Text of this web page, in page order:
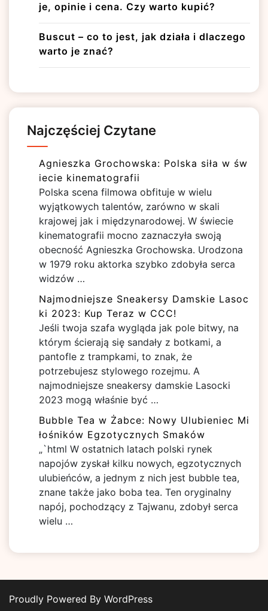
je, opinie i cena. Czy warto kupić?
Buscut – co to jest, jak działa i dlaczego
warto je znać?
Najczęściej Czytane
Agnieszka Grochowska: Polska siła w św
iecie kinematografii
Polska scena filmowa obfituje w wielu
wyjątkowych talentów, zarówno w skali
krajowej jak i międzynarodowej. W świecie
kinematografii mocno zaznaczyła swoją
obecność Agnieszka Grochowska. Urodzona
w 1979 roku aktorka szybko zdobyła serca
widzów …
Najmodniejsze Sneakersy Damskie Lasoc
ki 2023: Kup Teraz w CCC!
Jeśli twoja szafa wygląda jak pole bitwy, na
którym ścierają się sandały z botkami, a
pantofle z trampkami, to znak, że
potrzebujesz stylowego rozejmu. A
najmodniejsze sneakersy damskie Lasocki
2023 mogą właśnie być …
Bubble Tea w Żabce: Nowy Ulubieniec Mi
łośników Egzotycznych Smaków
„`html W ostatnich latach polski rynek
napojów zyskał kilku nowych, egzotycznych
ulubieńców, a jednym z nich jest bubble tea,
znane także jako boba tea. Ten oryginalny
napój, pochodzący z Tajwanu, zdobył serca
wielu …
Proudly Powered By WordPress